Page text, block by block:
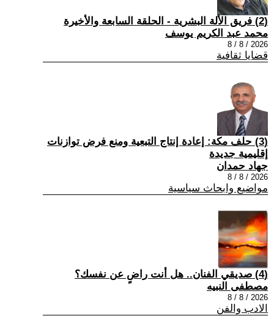
(2) فريق الألة البشرية - الحلقة السابعة والأخيرة
محمد عبد الكريم يوسف
2026 / 8 / 8
قضايا ثقافية
(3) حلف مكة: إعادة إنتاج التبعية ومنع فرض توازنات
إقليمية جديدة
جهاد حمدان
2026 / 8 / 8
مواضيع وابحاث سياسية
(4) صديقي الفنان.. هل أنت راضٍ عن نفسك؟
مصطفى النبيه
2026 / 8 / 8
الادب والفن